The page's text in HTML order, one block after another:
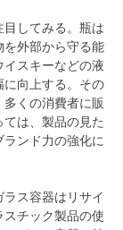
してみる。瓶は
外部から守る能
スキーなどの液
向上する。その
くの消費者に販
は、製品の見た
ンド力の強化に
ス容器はリサイ
チック製品の使